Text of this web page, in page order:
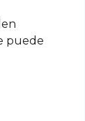
puede